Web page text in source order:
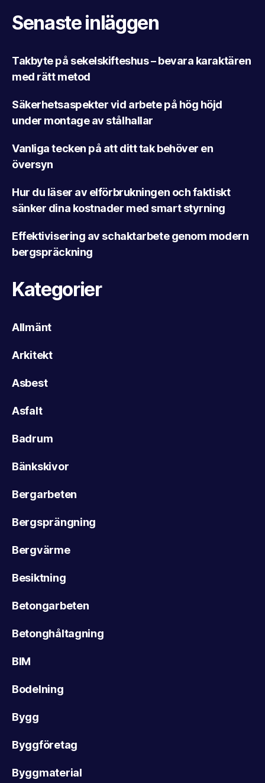
Senaste inläggen
Takbyte på sekelskifteshus – bevara karaktären
med rätt metod
Säkerhetsaspekter vid arbete på hög höjd
under montage av stålhallar
Vanliga tecken på att ditt tak behöver en
översyn
Hur du läser av elförbrukningen och faktiskt
sänker dina kostnader med smart styrning
Effektivisering av schaktarbete genom modern
bergspräckning
Kategorier
Allmänt
Arkitekt
Asbest
Asfalt
Badrum
Bänkskivor
Bergarbeten
Bergsprängning
Bergvärme
Besiktning
Betongarbeten
Betonghåltagning
BIM
Bodelning
Bygg
Byggföretag
Byggmaterial